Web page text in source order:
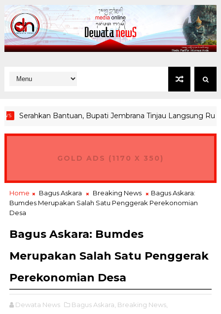
Bantuan, Bupati Jembrana Tinjau Langsung Rumah
GOLD ADS (1170 X 350)
Home Bagus Askara Breaking News
Bagus Askara:
Bumdes Merupakan Salah Satu Penggerak Perekonomian
Desa
Bagus Askara: Bumdes
Merupakan Salah Satu Penggerak
Perekonomian Desa
Dewata News Bagus Askara, Breaking News,